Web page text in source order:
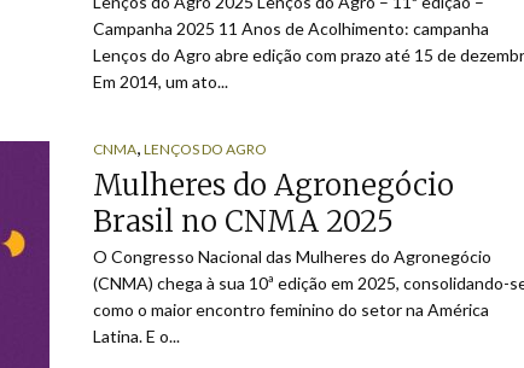
Campanha 2025 11 Anos de Acolhimento: campanha
Lenços do Agro abre edição com prazo até 15 de
Em 2014, um ato...
CNMA, LENÇOS DO AGRO
Mulheres do Agronegócio
Brasil no CNMA 2025
O Congresso Nacional das Mulheres do Agronegócio
(CNMA) chega à sua 10ª edição em 2025, consolidando-
como o maior encontro feminino do setor na América
Latina. E o...